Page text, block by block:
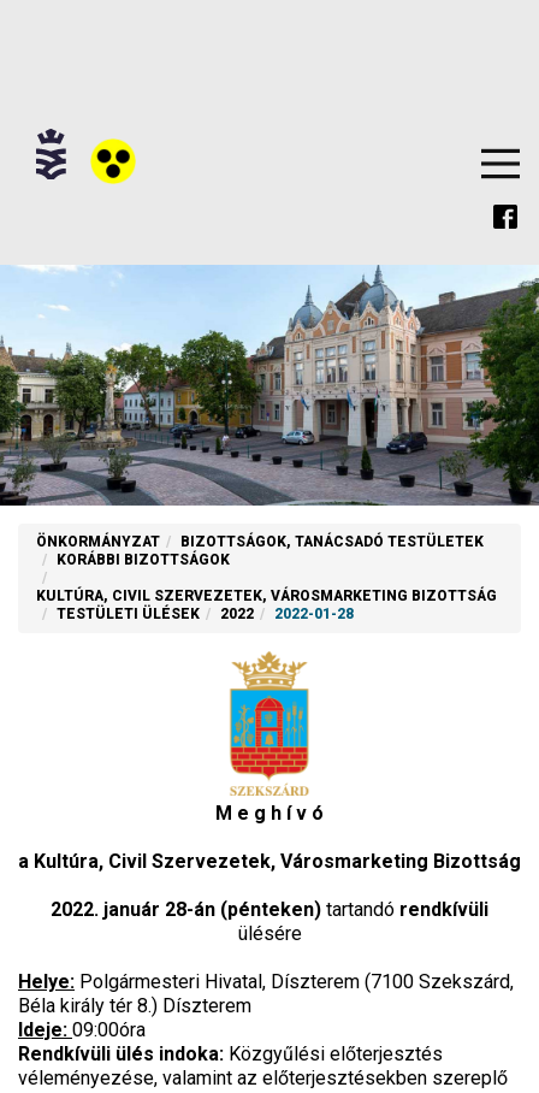
ÖNKORMÁNYZAT
BIZOTTSÁGOK, TANÁCSADÓ TESTÜLETEK
KORÁBBI BIZOTTSÁGOK
KULTÚRA, CIVIL SZERVEZETEK, VÁROSMARKETING BIZOTTSÁG
TESTÜLETI ÜLÉSEK
2022 2022-01-28
M e g h í v ó
a Kultúra, Civil Szervezetek, Városmarketing Bizottság
2022. január 28-án (pénteken) tartandó rendkívüli
ülésére
Helye: Polgármesteri Hivatal, Díszterem (7100 Szekszárd,
Béla király tér 8.) Díszterem
Ideje: 09:00óra
Rendkívüli ülés indoka: Közgyűlési előterjesztés
véleményezése, valamint az előterjesztésekben szereplő